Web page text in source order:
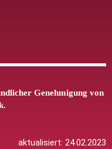
Genehmigung von
aktualisiert: 24.02.2023